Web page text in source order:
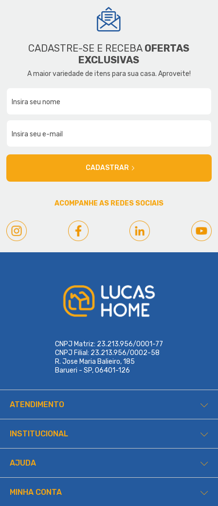
CADASTRE-SE E RECEBA OFERTAS
EXCLUSIVAS
A maior variedade de itens para sua casa. Aproveite!
CADASTRAR
ACOMPANHE AS REDES SOCIAIS
CNPJ Matriz: 23.213.956/0001-77
CNPJ Filial: 23.213.956/0002-58
R. Jose Maria Balieiro, 185
Barueri - SP, 06401-126
ATENDIMENTO
INSTITUCIONAL
AJUDA
MINHA CONTA